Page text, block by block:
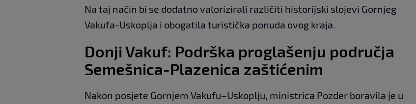
Na taj način bi se dodatno valorizirali različiti historijski slojevi Gornjeg
Vakufa-Uskoplja i obogatila turistička ponuda ovog kraja.
Donji Vakuf: Podrška proglašenju područja
Semešnica-Plazenica zaštićenim
Nakon posjete Gornjem Vakufu–Uskoplju, ministrica Pozder boravila je u